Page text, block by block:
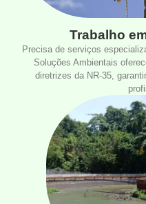
Trabalho
Precisa de serviços
Soluções Ambientais
diretrizes da NR-35,